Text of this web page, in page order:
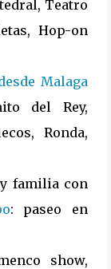
Teatro
Hop-on
Malaga
del Rey,
Ronda,
familia con
: paseo en
show,